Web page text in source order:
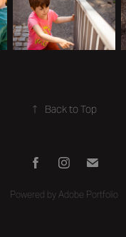
↑ Back to Top
Powered byAdobe Portfolio